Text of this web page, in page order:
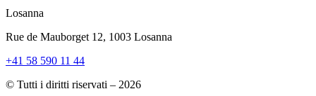
Losanna
Rue de Mauborget 12, 1003 Losanna
+41 58 590 11 44
© Tutti i diritti riservati – 2026